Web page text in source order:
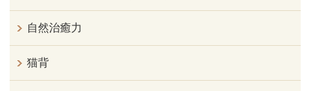
自然治癒力
猫背